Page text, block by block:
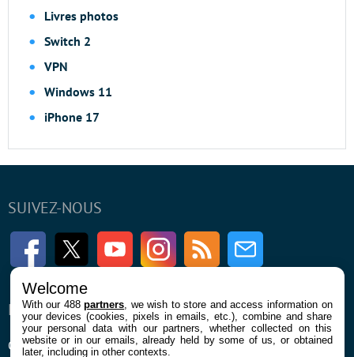
Livres photos
Switch 2
VPN
Windows 11
iPhone 17
SUIVEZ-NOUS
FacebookTwitter Youtube InstagramRSS Newsletter
ENTREPRISE
Qui sommes nous
À PROPOS
La rédaction
Welcome
With our 488partners , we wish to store and access information on
your devices (cookies, pixels in emails, etc.), combine and share
your personal data with our partners, whether collected on this
website or in our emails, already held by some of us, or obtained
later, including in other contexts.